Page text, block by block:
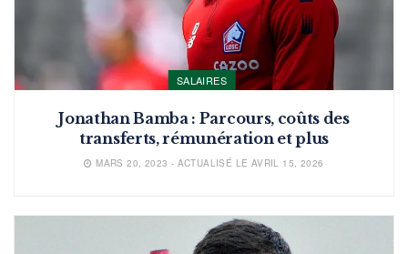
SALAIRES
Jonathan Bamba : Parcours, coûts des
transferts, rémunération et plus
MARS 20, 2023 - ACTUALISÉ LE AVRIL 15, 2026